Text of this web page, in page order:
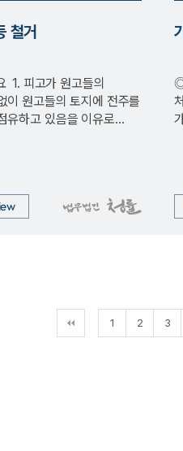
철거
에 전주를
유하고 있음을 이유로
◎
처
1 2 3